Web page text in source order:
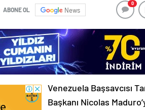
ABONE OL News
0
Venezuela Başsavcısı
Başkanı Nicolas